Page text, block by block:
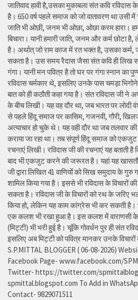
जातिवाद हावी है,उसका मुकाबला संत कवि रविदास
है। 650 वर्ष पहले समाज को जो वातावरण था उसी में
जाति भी ओछी, जनम भी ओछा, ओछा करम हारा।
बिचारा। यानी हमारी जाति, जनम और कर्म छोटा
है। अर्थात् जो राम काज में रत भक्त है, उसका
सकता है। उस समय रैदास जैसा संत कवि ही लिख
गंगा। यानी मन पवित्र है तो घर पर गंगा स्नान का
रविदास चर्मकार थे, इसलिए उनके पास चमड़ा भिगोने
बात को ही कठौती कहा गया है। संत रविदास जी ने
के बीच लिखी। यह वह दौर था, जब भारत पर
से पहले हिंदू समाज पर कासिम, गजनवी, गौरी,
अत्याचार हो चुके थे। यह वही दौर था जब तलवार की
कराया जा रहा था। तब संपूर्ण हिंदू समाज को
रचनाएं लिखी। रविदास जी की रचनाएं यह बताती
बाद भी एकजुट करने की जरूरत है। यहां यह
जी द्वारा लिखित 41 वाणियोंं को सिख समुदाय के
शामिल किया गया है। इससे भी रविदास के विचारों
सकता है। रविदास जी के विचारों को रथ के जरिए
किया हो, लेकिन यह काम कांग्रेस भी कर सकती है।
एक कलश भी रखा हुआ है। इस कलश में वाराणसी के
(मिट्टी) भी भरी हुई है। चूंकि गोवर्धन पुर ही संत
इसलिए अब मिट्टी को पवित्र मानकर उनके विचारों
S.P.MITTAL BLOGGER ( 06-08-2026)
Facebook Page- www.facebook.com/
Twitter- https://twitter.com/
spmittal.blogspot.com To Add in
Contact- 9829071511